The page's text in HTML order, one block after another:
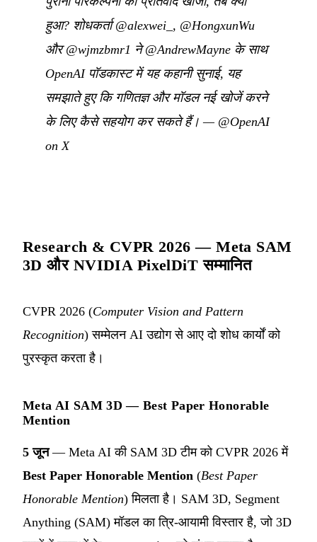
हुआ? शोधकर्ता @alexwei_, @HongxunWu
और @wjmzbmr1 ने @AndrewMayne के साथ
OpenAI पॉडकास्ट में यह कहानी सुनाई, यह
समझाते हुए कि गणितज्ञ और मॉडल नई खोजें करने
के लिए कैसे सहयोग कर सकते हैं। — @OpenAI
on X
Research & CVPR 2026 — Meta SAM
3D और NVIDIA PixelDiT सम्मानित
CVPR 2026 (Computer Vision and Pattern
Recognition) सम्मेलन AI उद्योग से आए दो शोध कार्यों को
पुरस्कृत करता है।
Meta AI SAM 3D — Best Paper Honorable
Mention
5 जून— Meta AI की SAM 3D टीम को CVPR 2026 में
Best Paper Honorable Mention (Best Paper
Honorable Mention) मिलता है। SAM 3D, Segment
Anything (SAM) मॉडल का त्रि-आयामी विस्तार है, जो 3D